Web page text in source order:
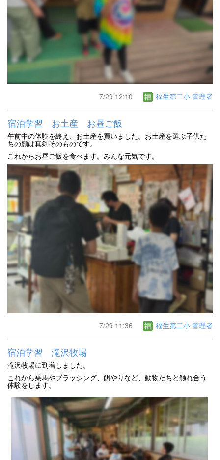
7/29 12:10 福生第二小 管理者
宿泊学習 お土産 お昼ご飯
午前中の体験を終え、お土産を買いました。お土産を選ぶ子供た
ちの顔は真剣そのものです。
これからお昼ご飯を食べます。みんな元気です。
7/29 11:36 福生第二小 管理者
宿泊学習 滝沢牧場
滝沢牧場に到着しました。
これから乗馬やブラッシング、餌やりなど、動物たちと触れ合う
体験をします。